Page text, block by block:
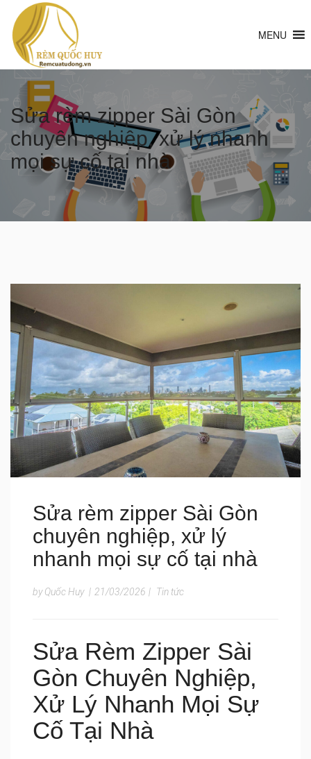
MENU
Sửa rèm zipper Sài Gòn
chuyên nghiệp, xử lý nhanh
mọi sự cố tại nhà
Sửa rèm zipper Sài Gòn
chuyên nghiệp, xử lý
nhanh mọi sự cố tại nhà
by Quốc Huy | 21/03/2026 | Tin tức
Sửa Rèm Zipper Sài
Gòn Chuyên Nghiệp,
Xử Lý Nhanh Mọi Sự
Cố Tại Nhà